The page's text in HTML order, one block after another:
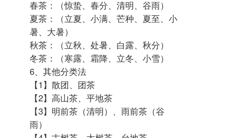
红茶（全发酵茶）：萎凋一揉捻一发酵一干燥一过
红锅一熏焙
小种红茶：（如正山小种、烟小种等）
工夫红茶：（如滇红、祁红、川红等）
红碎茶： （如叶茶、碎茶、片茶等）
黑茶（后发酵茶）：杀青一揉捻一渥堆一干燥
湖南黑茶：（如安化黑茶等）
湖北老青茶：（如蒲圻老青茶等）
四川边茶：（南路边茶、西路边茶等）
滇桂黑茶：（如普洱茶、六堡茶等）